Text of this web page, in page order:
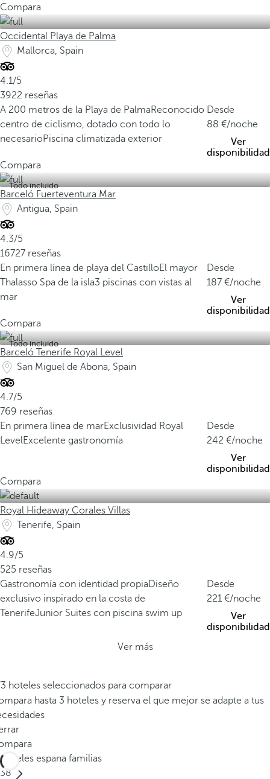
Compara
Occidental Playa de Palma
Mallorca, Spain
4.1/5
3922 reseñas
A 200 metros de la Playa de PalmaReconocido
centro de ciclismo, dotado con todo lo
necesarioPiscina climatizada exterior
Desde
88
/noche
Ver
disponibilidad
Compara
Todo incluido
Barceló Fuerteventura Mar
Antigua, Spain
4.3/5
16727 reseñas
En primera línea de playa del CastilloEl mayor
Thalasso Spa de la isla3 piscinas con vistas al
mar
Desde
187
/noche
Ver
disponibilidad
Compara
Todo incluido
Barceló Tenerife Royal Level
San Miguel de Abona, Spain
4.7/5
769 reseñas
En primera línea de marExclusividad Royal
LevelExcelente gastronomía
Desde
242
/noche
Ver
disponibilidad
Compara
Royal Hideaway Corales Villas
Tenerife, Spain
4.9/5
525 reseñas
Gastronomía con identidad propiaDiseño
exclusivo inspirado en la costa de
TenerifeJunior Suites con piscina swim up
Desde
221
/noche
Ver
disponibilidad
Ver más
hoteles seleccionados para comparar
hasta 3 hoteles y reserva el que mejor se adapte a tus
Hoteles espana familias
38